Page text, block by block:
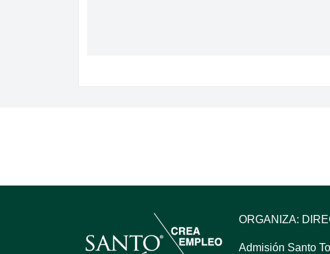
ORGANIZA:
Admisión Santo